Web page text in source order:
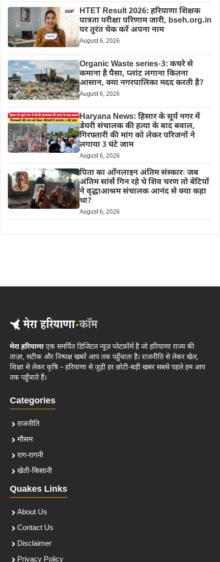
HTET Result 2026: हरियाणा शिक्षक
पात्रता परीक्षा परिणाम जारी, bseh.org.in
पर तुरंत चेक करें अपना नाम
August 6, 2026
Organic Waste series-3: कचरे से
कमाना है पैसा, प्लांट लगाना कितना
आसान, क्या नगरपालिका मदद करती है?
August 6, 2026
Haryana News: हिसार के सूर्य नगर में
डेयरी संचालक की हत्या के बाद बवाल,
गिरफ्तारी की मांग को लेकर परिजनों ने
लगाया 3 घंटे जाम
August 6, 2026
पिता का ऑनलाइन अंतिम संस्कारः जब
अंतिम सांसें गिन रहे थे शिव चरण तो बेटियों
ने वृद्धाआश्रम संचालक आनंद से क्या कहा
था?
August 6, 2026
मेरा हरियाणाएक समर्पित डिजिटल न्यूज़ प्लेटफ़ॉर्म है जो हरियाणा राज्य की
ताज़ा, सटीक और निष्पक्ष खबरें आप तक पहुँचाता है। राजनीति से लेकर खेल,
शिक्षा से लेकर कृषि – हरियाणा से जुड़ी हर छोटी-बड़ी खबर सबसे पहले हम आप
तक पहुँचाते हैं।
Categories
राजनीति
मौसम
राग-रागनी
खेती-किसानी
Quakes Links
About Us
Contact Us
Disclaimer
Privacy Policy